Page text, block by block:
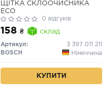
ЩІТКА СКЛООЧИСНИКА
ECO
0 відгуків
158 ₴ склад
Артикул:
3 397 011 211
BOSCH
Німеччина
КУПИТИ